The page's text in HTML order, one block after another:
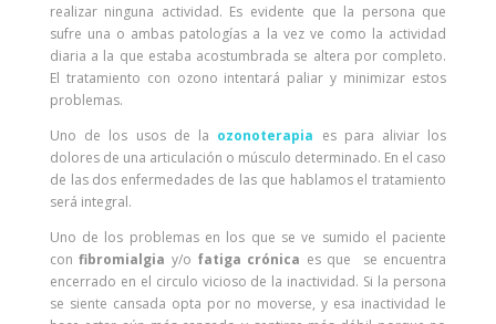
realizar ninguna actividad. Es evidente que la persona que
sufre una o ambas patologías a la vez ve como la actividad
diaria a la que estaba acostumbrada se altera por completo.
El tratamiento con ozono intentará paliar y minimizar estos
problemas.
Uno de los usos de la ozonoterapia es para aliviar los
dolores de una articulación o músculo determinado. En el caso
de las dos enfermedades de las que hablamos el tratamiento
será integral.
Uno de los problemas en los que se ve sumido el paciente
confibromialgia y/o fatiga crónica es que se encuentra
encerrado en el circulo vicioso de la inactividad. Si la persona
se siente cansada opta por no moverse, y esa inactividad le